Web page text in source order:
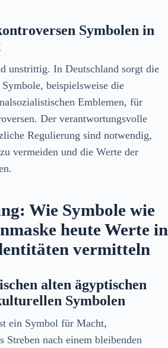
Symbolen in
unstrittig. In Deutschland sorgt die
beispielsweise die
Emblemen, für
Der verantwortungsvolle
Regulierung sind notwendig,
vermeiden und die Werte der
Wie Symbole wie
heute Werte in
vermitteln
alten ägyptischen
Symbolen
ein Symbol für Macht,
Streben nach einem bleibenden